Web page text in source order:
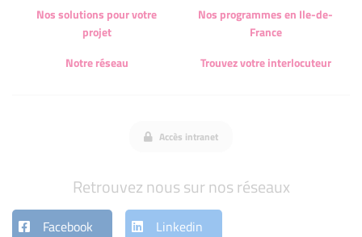
Nos solutions pour votre
projet
Nos programmes en Ile-de-
France
Notre réseau
Trouvez votre interlocuteur
Accès intranet
Retrouvez nous sur nos réseaux
Facebook Linkedin